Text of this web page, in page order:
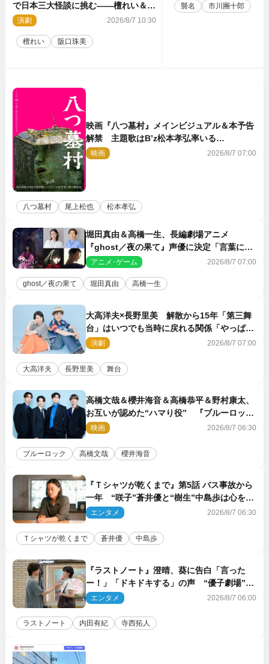
で日本三大怪談に挑む――檀れい＆阪
口珠美が語る「牡丹灯籠」の新たな魅
演劇 2026/8/7 10:30
檀れい 阪口珠美
襲名 市川團十郎
映画『八つ墓村』メインビジュアル＆本予告
解禁 主題歌はB’z松本孝弘率いる
TMG「DOOM」に決定
映画 2026/8/7 07:00
八つ墓村 尾上松也 松本孝弘
堀田真由＆高橋一生、長編劇場アニメ
『ghost／夜の果て』声優に決定「言葉には
できない沢山の感情を思い出しました」
アニメ･ゲーム 2026/8/7 07:00
ghost／夜の果て 堀田真由 高橋一生
大高洋夫×長野里美 解散から15年「第三舞
台」はいつでも当時に戻れる関係「やっぱり
他の方たちとは違います」
演劇 2026/8/7 07:00
大高洋夫 長野里美 舞台
高橋文哉＆櫻井海音＆高橋恭平＆野村康太、
お互いが認めた“ハマり役” 『ブルーロッ
ク』で築いた最高のチームワーク
映画 2026/8/7 06:30
ブルーロック 高橋文哉 櫻井海音
『Ｔシャツが乾くまで』第5話 バス事故から
一年 “咲子”蒼井優と“樹生”中島歩は心を許
しあえる関係に
エンタメ 2026/8/7 06:30
Ｔシャツが乾くまで 蒼井優 中島歩
『ラストノート』澄晴、葵に告白「言った
ー！」「ドキドキする」の声 “優子劇場”も
話題
エンタメ 2026/8/7 06:00
ラストノート 内田有紀 寺西拓人